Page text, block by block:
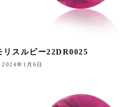
リスルビー22DR0025
2024年1月6日